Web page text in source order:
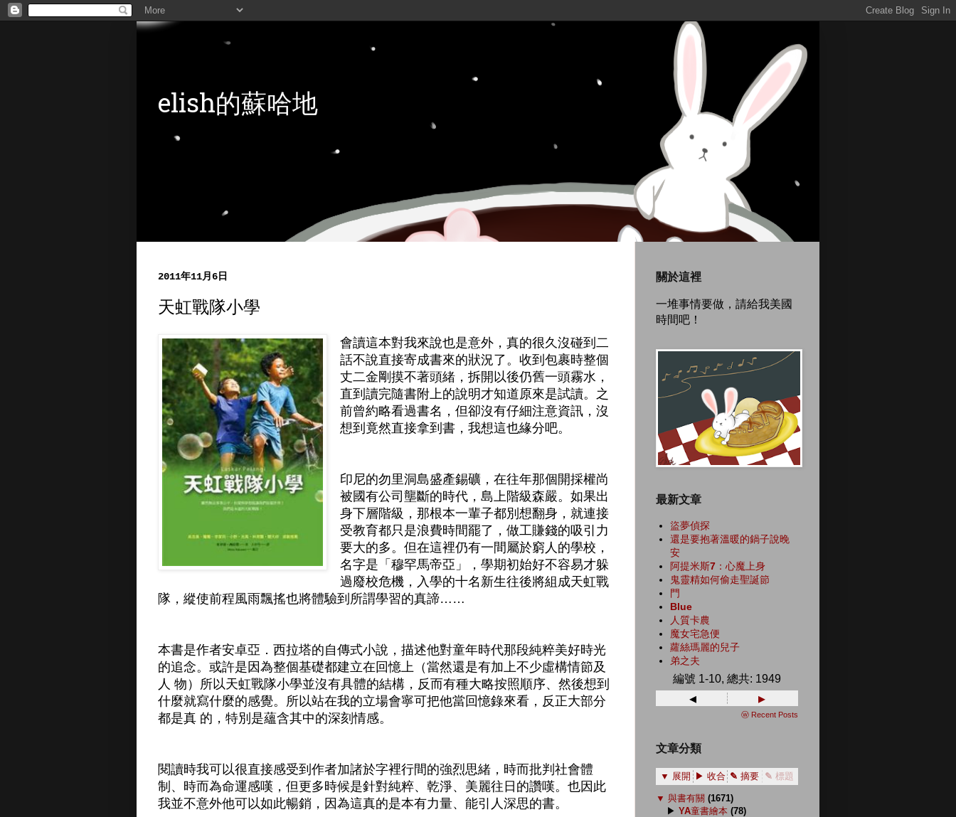
elish的蘇哈地
2011年11月6日
天虹戰隊小學
會讀這本對我來說也是意外，真的很久沒碰到二
話不說直接寄成書來的狀況了。收到包裹時整個
丈二金剛摸不著頭緒，拆開以後仍舊一頭霧水，
直到讀完隨書附上的說明才知道原來是試讀。之
前曾約略看過書名，但卻沒有仔細注意資訊，沒
想到竟然直接拿到書，我想這也緣分吧。
印尼的勿里洞島盛產錫礦，在往年那個開採權尚
被國有公司壟斷的時代，島上階級森嚴。如果出
身下層階級，那根本一輩子都別想翻身，就連接
受教育都只是浪費時間罷了，做工賺錢的吸引力
要大的多。但在這裡仍有一間屬於窮人的學校，
名字是「穆罕馬帝亞」，學期初始好不容易才躲
過廢校危機，入學的十名新生往後將組成天虹戰
隊，縱使前程風雨飄搖也將體驗到所謂學習的真諦……
本書是作者安卓亞．西拉塔的自傳式小說，描述他對童年時代那段純粹美好時光
的追念。或許是因為整個基礎都建立在回憶上（當然還是有加上不少虛構情節及
人 物）所以天虹戰隊小學並沒有具體的結構，反而有種大略按照順序、然後想到
什麼就寫什麼的感覺。所以站在我的立場會寧可把他當回憶錄來看，反正大部分
都是真 的，特別是蘊含其中的深刻情感。
閱讀時我可以很直接感受到作者加諸於字裡行間的強烈思緒，時而批判社會體
制、時而為命運感嘆，但更多時候是針對純粹、乾淨、美麗往日的讚嘆。也因此
我並不意外他可以如此暢銷，因為這真的是本有力量、能引人深思的書。
關於這裡
一堆事情要做，請給我美國
時間吧！
最新文章
盜夢偵探
還是要抱著溫暖的鍋子說晚
安
阿提米斯7：心魔上身
鬼靈精如何偷走聖誕節
門
Blue
人質卡農
魔女宅急便
蘿絲瑪麗的兒子
弟之夫
編號 1-10, 總共: 1949
◂ ▸
ⓦ Recent Posts
文章分類
▼ 展開 ▶ 收合 ✎ 摘要 ✎ 標題
▼ 與書有關 (1671)
▶ YA童書繪本 (78)